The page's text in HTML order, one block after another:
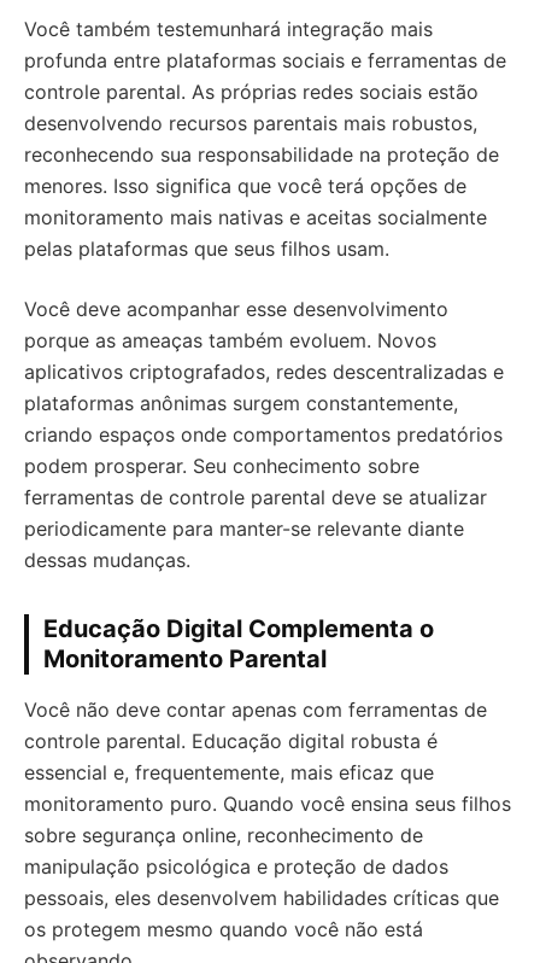
Você também testemunhará integração mais
profunda entre plataformas sociais e ferramentas de
controle parental. As próprias redes sociais estão
desenvolvendo recursos parentais mais robustos,
reconhecendo sua responsabilidade na proteção de
menores. Isso significa que você terá opções de
monitoramento mais nativas e aceitas socialmente
pelas plataformas que seus filhos usam.
Você deve acompanhar esse desenvolvimento
porque as ameaças também evoluem. Novos
aplicativos criptografados, redes descentralizadas e
plataformas anônimas surgem constantemente,
criando espaços onde comportamentos predatórios
podem prosperar. Seu conhecimento sobre
ferramentas de controle parental deve se atualizar
periodicamente para manter-se relevante diante
dessas mudanças.
Educação Digital Complementa o
Monitoramento Parental
Você não deve contar apenas com ferramentas de
controle parental. Educação digital robusta é
essencial e, frequentemente, mais eficaz que
monitoramento puro. Quando você ensina seus filhos
sobre segurança online, reconhecimento de
manipulação psicológica e proteção de dados
pessoais, eles desenvolvem habilidades críticas que
os protegem mesmo quando você não está